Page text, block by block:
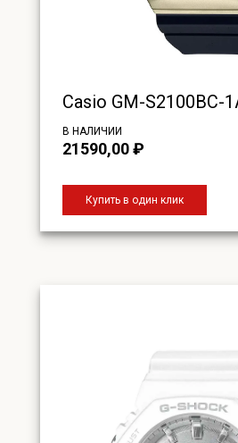
Casio GM-S2100BC-
В НАЛИЧИИ
21590,00₽
Купить в один клик